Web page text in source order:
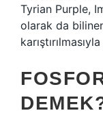
Tyrian Purple,
olarak da